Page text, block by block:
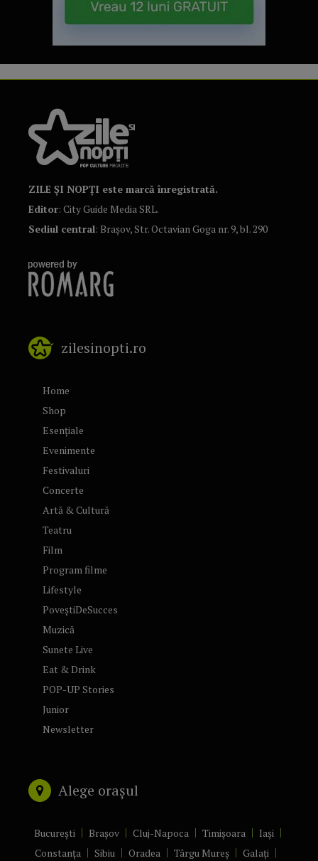
ZILE ȘI NOPȚI este marcă înregistrată.
Editor: City Guide Media SRL.
Sediul central: Brașov, Str. Octavian Goga nr. 9, bl. 290
zilesinopti.ro
Home
Shop
Esențiale
Evenimente
Festivaluri
Concerte
Artă & Cultură
Teatru
Film
Program filme
Lifestyle
PoveștiDeSucces
Muzică
Sunete Live
Eat & Drink
POP-UP Stories
Junior
Newsletter
Alege orașul
București Brașov Cluj-Napoca Timișoara
Iași
Constanța
Sibiu Oradea Târgu Mureș
Galați